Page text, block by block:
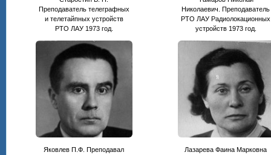
Преподаватель телеграфных
и телетайпных устройств
РТО ЛАУ 1973 год.
Николаевич. Преподаватель
РТО ЛАУ Радиолокационных
устройств 1973 год.
Яковлев П.Ф. Преподавал
Лазарева Фаина Марковна